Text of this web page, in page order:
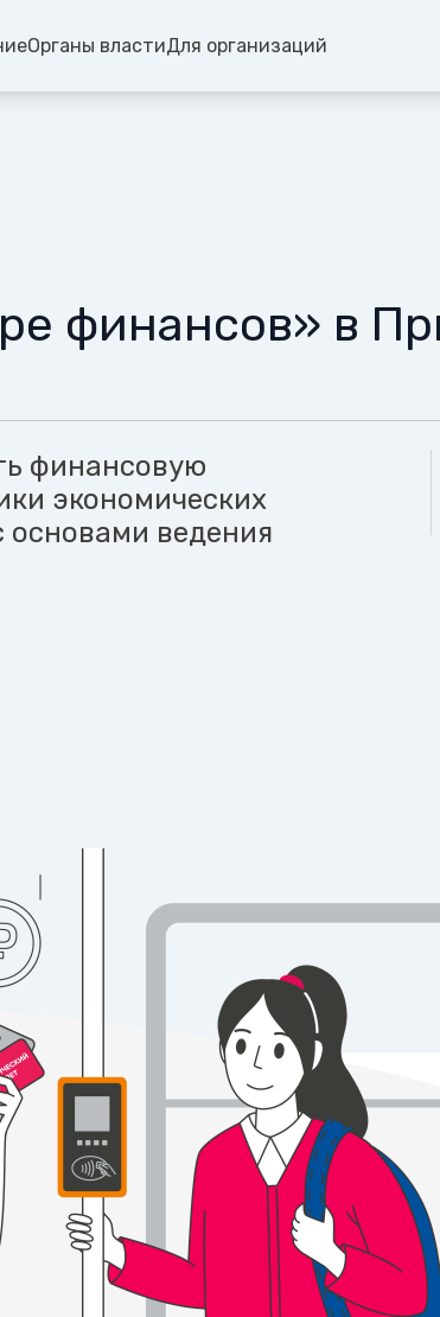
Органы властиДля организаций
финансов» в
финансовую
экономических
основами ведения